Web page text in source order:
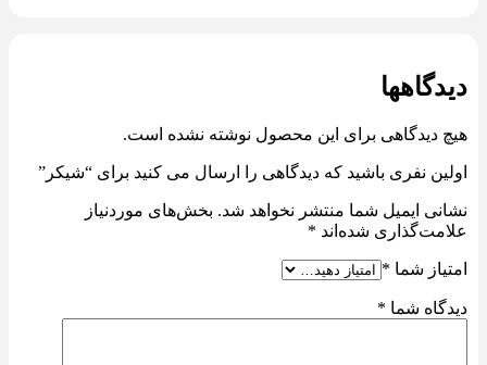
دیدگاهها
هیچ دیدگاهی برای این محصول نوشته نشده است.
اولین نفری باشید که دیدگاهی را ارسال می کنید برای “شیکر”
نشانی ایمیل شما منتشر نخواهد شد. بخش‌های موردنیاز
علامت‌گذاری شده‌اند *
امتیاز شما *
دیدگاه شما *